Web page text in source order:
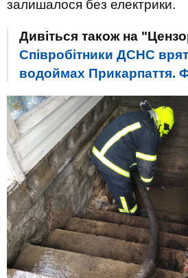
залишалося без електрики.
Дивіться також на
Співробітники ДСНС
водоймах Прикарпаття.